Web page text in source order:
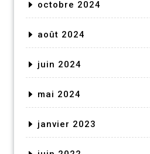
octobre 2024
août 2024
juin 2024
mai 2024
janvier 2023